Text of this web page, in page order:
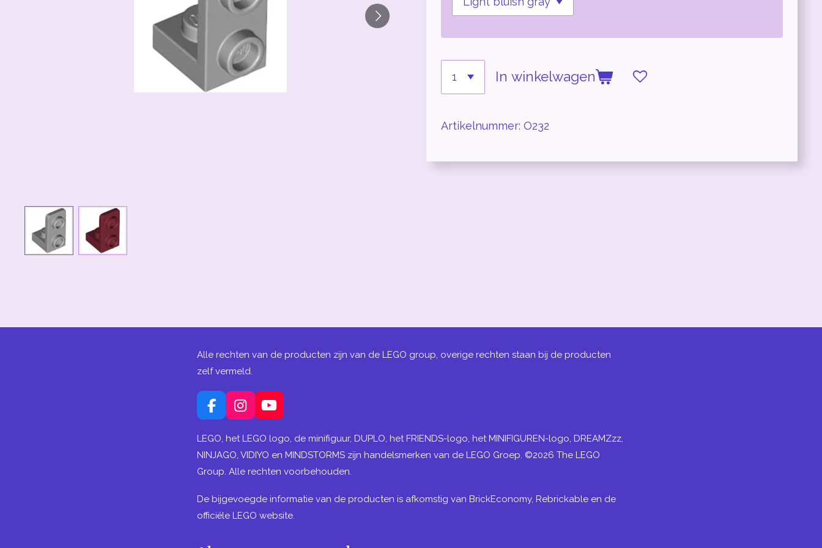
In winkelwagen
Artikelnummer: O232
Alle rechten van de producten zijn van de LEGO group, overige rechten staan bij de producten
zelf vermeld.
F
a
c
e
b
o
k
I
n
s
t
a
g
a
m
Y
o
u
u
b
LEGO, het LEGO logo, de minifiguur, DUPLO, het FRIENDS-logo, het MINIFIGUREN-logo, DREAMZzz,
NINJAGO, VIDIYO en MINDSTORMS zijn handelsmerken van de LEGO Groep. ©2026 The LEGO
Group. Alle rechten voorbehouden.
De bijgevoegde informatie van de producten is afkomstig van BrickEconomy, Rebrickable en de
officiële LEGO website.